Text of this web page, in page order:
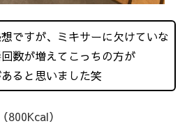
ですが、ミキサーに欠けていな
数が増えてこっちの方が
ると思いました笑
）